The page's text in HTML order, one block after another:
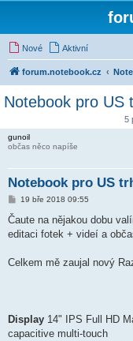
Nové Aktivní
forum.notebook.cz
Notebook pro US
5
gunoil
občas něco napíše
Notebook pro US
P
í
p
e
19 bře 2018 09:55
Čaute na nějakou dobu
editaci fotek + videí a
Celkem mě zaujal nový
Display 14" IPS Full HD
capacitive multi-touch